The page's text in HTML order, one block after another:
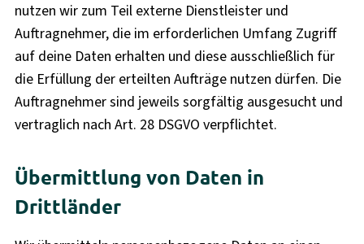
nutzen wir zum Teil externe Dienstleister und
Auftragnehmer, die im erforderlichen Umfang Zugriff
auf deine Daten erhalten und diese ausschließlich für
die Erfüllung der erteilten Aufträge nutzen dürfen. Die
Auftragnehmer sind jeweils sorgfältig ausgesucht und
vertraglich nach Art. 28 DSGVO verpflichtet.
Übermittlung von Daten in
Drittländer